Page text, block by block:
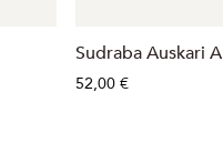
Sudraba Auskari
52,00 €